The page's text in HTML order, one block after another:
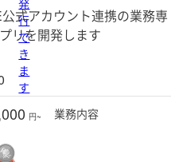
行
で
き
ま
す
式アカウント連携の業務専
リを開発します
円~ 業務内容